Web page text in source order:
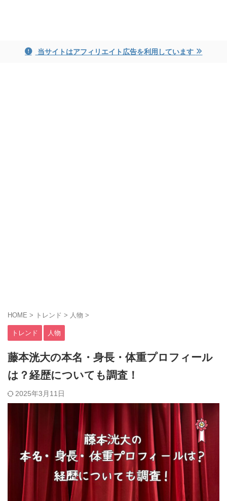
当サイトはアフィリエイト広告を利用しています
HOME > トレンド > 人物 >
トレンド 人物
藤本洸大の本名・身長・体重プロフィール
は？経歴についても調査！
2025年3月11日